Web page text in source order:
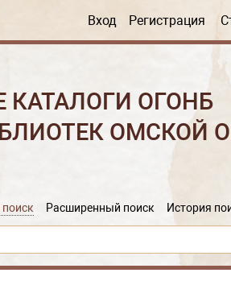
Вход Регистрация
ОГОНБ
ОМСКОЙ
Расширенный поиск История